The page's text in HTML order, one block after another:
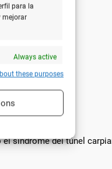
para la
mejorar
Always active
las
these purposes
síndrome del túnel